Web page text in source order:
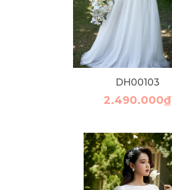
DH00103
2.490.000₫